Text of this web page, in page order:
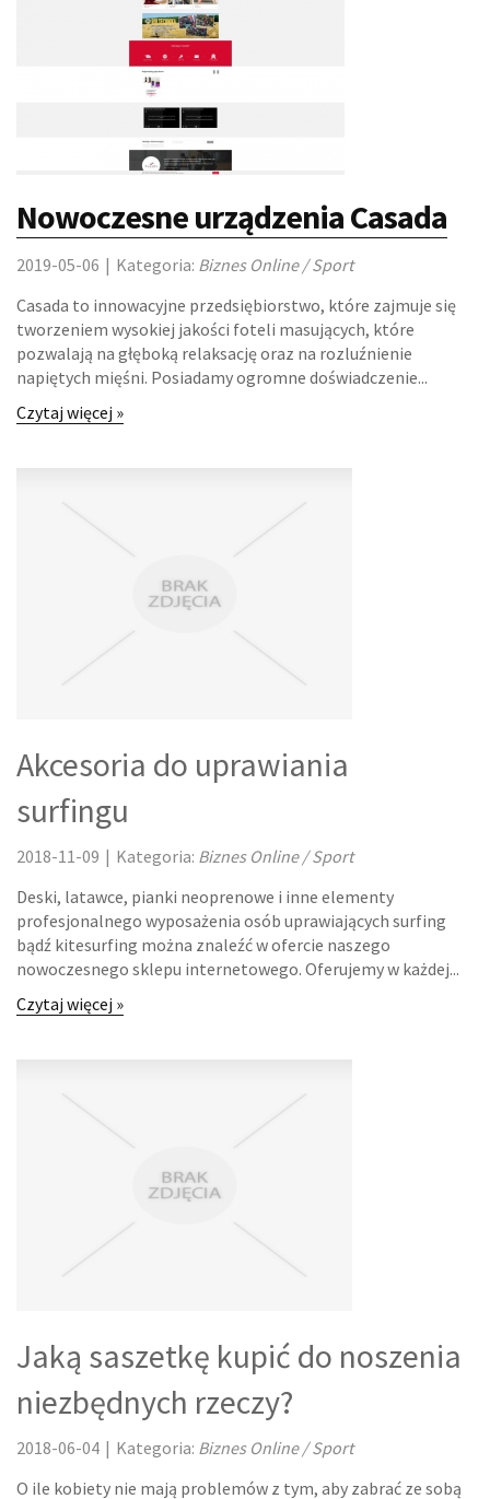
ODZIEŻ
ELEKTRONIKA, RTV, AGD
OGRÓD, ROŚLINY
CHEMIA
ART. SPOŻYWCZE
MATERIAŁY EKSPLOATACYJNE
MASZYNY
NARZĘDZIA
PRZEMYSŁ METALOWY
TRANSPORT
USŁUGI MOTORYZACYJNE
SALONY, KOMISY
MATERIAŁY REKLAMOWE
INNE AGENCJE
RUCH
HOBBY
ZAJĘCIA SPORTOWE I REKREACYJNE
FABRYKACJA
Nowoczesne urządzenia Casada
2019-05-06 | Kategoria: Biznes Online / Sport
Casada to innowacyjne przedsiębiorstwo, które zajmuje się
tworzeniem wysokiej jakości foteli masujących, które
pozwalają na głęboką relaksację oraz na rozluźnienie
napiętych mięśni. Posiadamy ogromne doświadczenie...
Czytaj więcej »
Akcesoria do uprawiania
surfingu
2018-11-09 | Kategoria: Biznes Online / Sport
Deski, latawce, pianki neoprenowe i inne elementy
profesjonalnego wyposażenia osób uprawiających surfing
bądź kitesurfing można znaleźć w ofercie naszego
nowoczesnego sklepu internetowego. Oferujemy w każdej...
Czytaj więcej »
Jaką saszetkę kupić do noszenia
niezbędnych rzeczy?
2018-06-04 | Kategoria: Biznes Online / Sport
O ile kobiety nie mają problemów z tym, aby zabrać ze sobą